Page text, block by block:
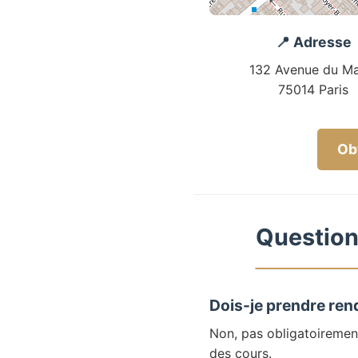
📍 Adresse
132 Avenue du
75014 Paris
Dois-je prendre
Non, pas
des cours.